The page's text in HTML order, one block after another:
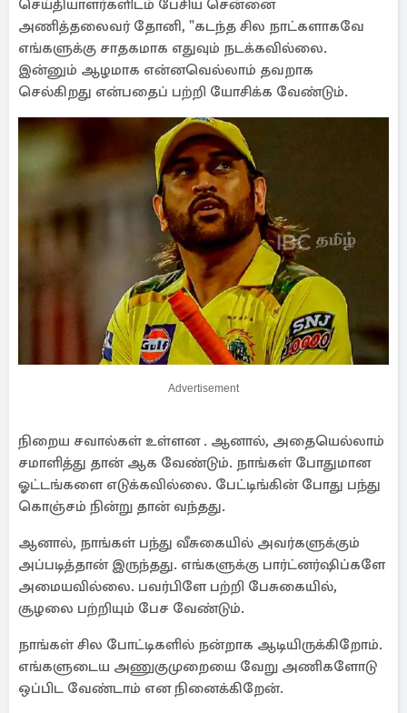
செய்தியாளர்களிடம் பேசிய சென்னை
அணித்தலைவர் தோனி, "கடந்த சில நாட்களாகவே
எங்களுக்கு சாதகமாக எதுவும் நடக்கவில்லை.
இன்னும் ஆழமாக என்னவெல்லாம் தவறாக
செல்கிறது என்பதைப் பற்றி யோசிக்க வேண்டும்.
Advertisement
நிறைய சவால்கள் உள்ளன . ஆனால், அதையெல்லாம்
சமாளித்து தான் ஆக வேண்டும். நாங்கள் போதுமான
ஓட்டங்களை எடுக்கவில்லை. பேட்டிங்கின் போது பந்து
கொஞ்சம் நின்று தான் வந்தது.
ஆனால், நாங்கள் பந்து வீசுகையில் அவர்களுக்கும்
அப்படித்தான் இருந்தது. எங்களுக்கு பார்ட்னர்ஷிப்களே
அமையவில்லை. பவர்பிளே பற்றி பேசுகையில்,
சூழலை பற்றியும் பேச வேண்டும்.
நாங்கள் சில போட்டிகளில் நன்றாக ஆடியிருக்கிறோம்.
எங்களுடைய அணுகுமுறையை வேறு அணிகளோடு
ஒப்பிட வேண்டாம் என நினைக்கிறேன்.